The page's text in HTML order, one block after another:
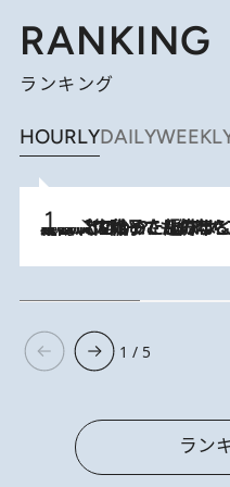
RANKING
ランキング
HOURLYDAILY
2026.8.5
【阿川佐和子さんの年とる力】なぜ70代で始めた趣味は“こんなに楽しい”のか？ ピアノ、俳句…スランプに陥っても続けられる“ある秘訣”とは
1 / 5
ラン